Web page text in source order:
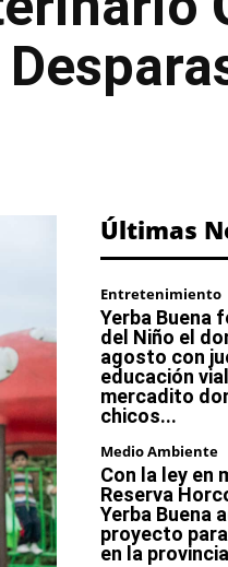
Últimas
Entretenimiento
Yerba Buena
del Niño el
agosto con
educación
mercadito
chicos...
Medio Ambiente
Con la ley en
Reserva
Yerba Buena
proyecto
en la provincia